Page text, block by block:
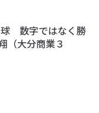
数字ではなく勝
大分商業３